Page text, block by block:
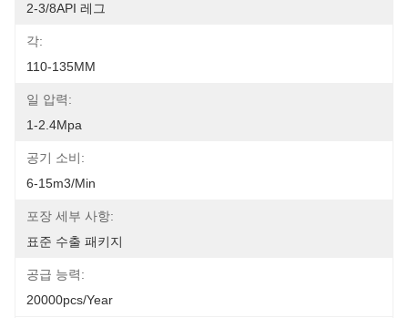
2-3/8API 레그
각:
110-135MM
일 압력:
1-2.4Mpa
공기 소비:
6-15m3/min
포장 세부 사항:
표준 수출 패키지
공급 능력:
20000pcs/year